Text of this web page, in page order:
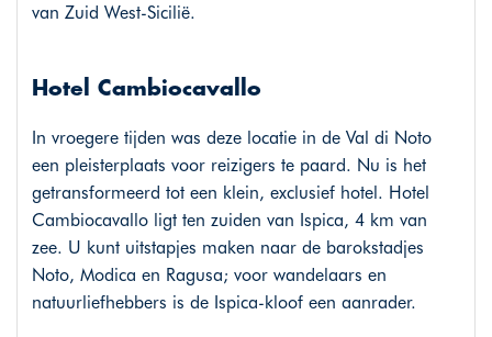
van Zuid West-Sicilië.
Hotel Cambiocavallo
In vroegere tijden was deze locatie in de Val di Noto
een pleisterplaats voor reizigers te paard. Nu is het
getransformeerd tot een klein, exclusief hotel. Hotel
Cambiocavallo ligt ten zuiden van Ispica, 4 km van
zee. U kunt uitstapjes maken naar de barokstadjes
Noto, Modica en Ragusa; voor wandelaars en
natuurliefhebbers is de Ispica-kloof een aanrader.